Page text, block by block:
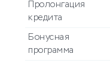
Пролонгация
кредита
Бонусная
программа